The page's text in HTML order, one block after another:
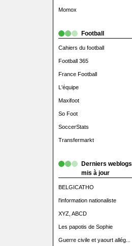
Momox
Football
Cahiers du football
Football 365
France Football
L'équipe
Maxifoot
So Foot
SoccerStats
Transfermarkt
Derniers weblogs
mis à jour
BELGICATHO
l'information nationaliste
XYZ, ABCD
Les papotis de Sophie
Guerre civile et yaourt allég...